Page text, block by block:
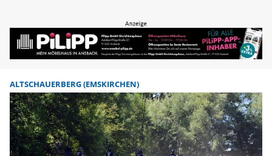
ALTSCHAUERBERG (EMSKIRCHEN)